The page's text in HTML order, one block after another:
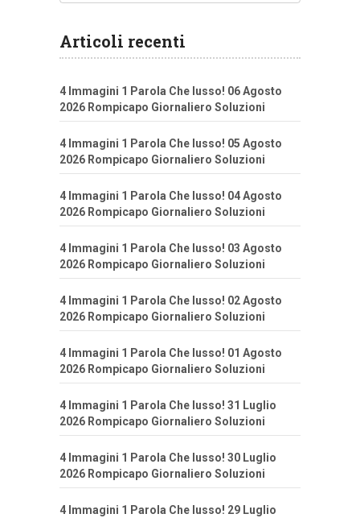
Articoli recenti
4 Immagini 1 Parola Che lusso! 06 Agosto
2026 Rompicapo Giornaliero Soluzioni
4 Immagini 1 Parola Che lusso! 05 Agosto
2026 Rompicapo Giornaliero Soluzioni
4 Immagini 1 Parola Che lusso! 04 Agosto
2026 Rompicapo Giornaliero Soluzioni
4 Immagini 1 Parola Che lusso! 03 Agosto
2026 Rompicapo Giornaliero Soluzioni
4 Immagini 1 Parola Che lusso! 02 Agosto
2026 Rompicapo Giornaliero Soluzioni
4 Immagini 1 Parola Che lusso! 01 Agosto
2026 Rompicapo Giornaliero Soluzioni
4 Immagini 1 Parola Che lusso! 31 Luglio
2026 Rompicapo Giornaliero Soluzioni
4 Immagini 1 Parola Che lusso! 30 Luglio
2026 Rompicapo Giornaliero Soluzioni
4 Immagini 1 Parola Che lusso! 29 Luglio